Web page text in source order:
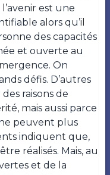
est une
alors qu’il
des capacités
et ouverte au
On
défis. D’autres
raisons de
mais aussi parce
peuvent plus
indiquent que,
réalisés. Mais, au
et de la